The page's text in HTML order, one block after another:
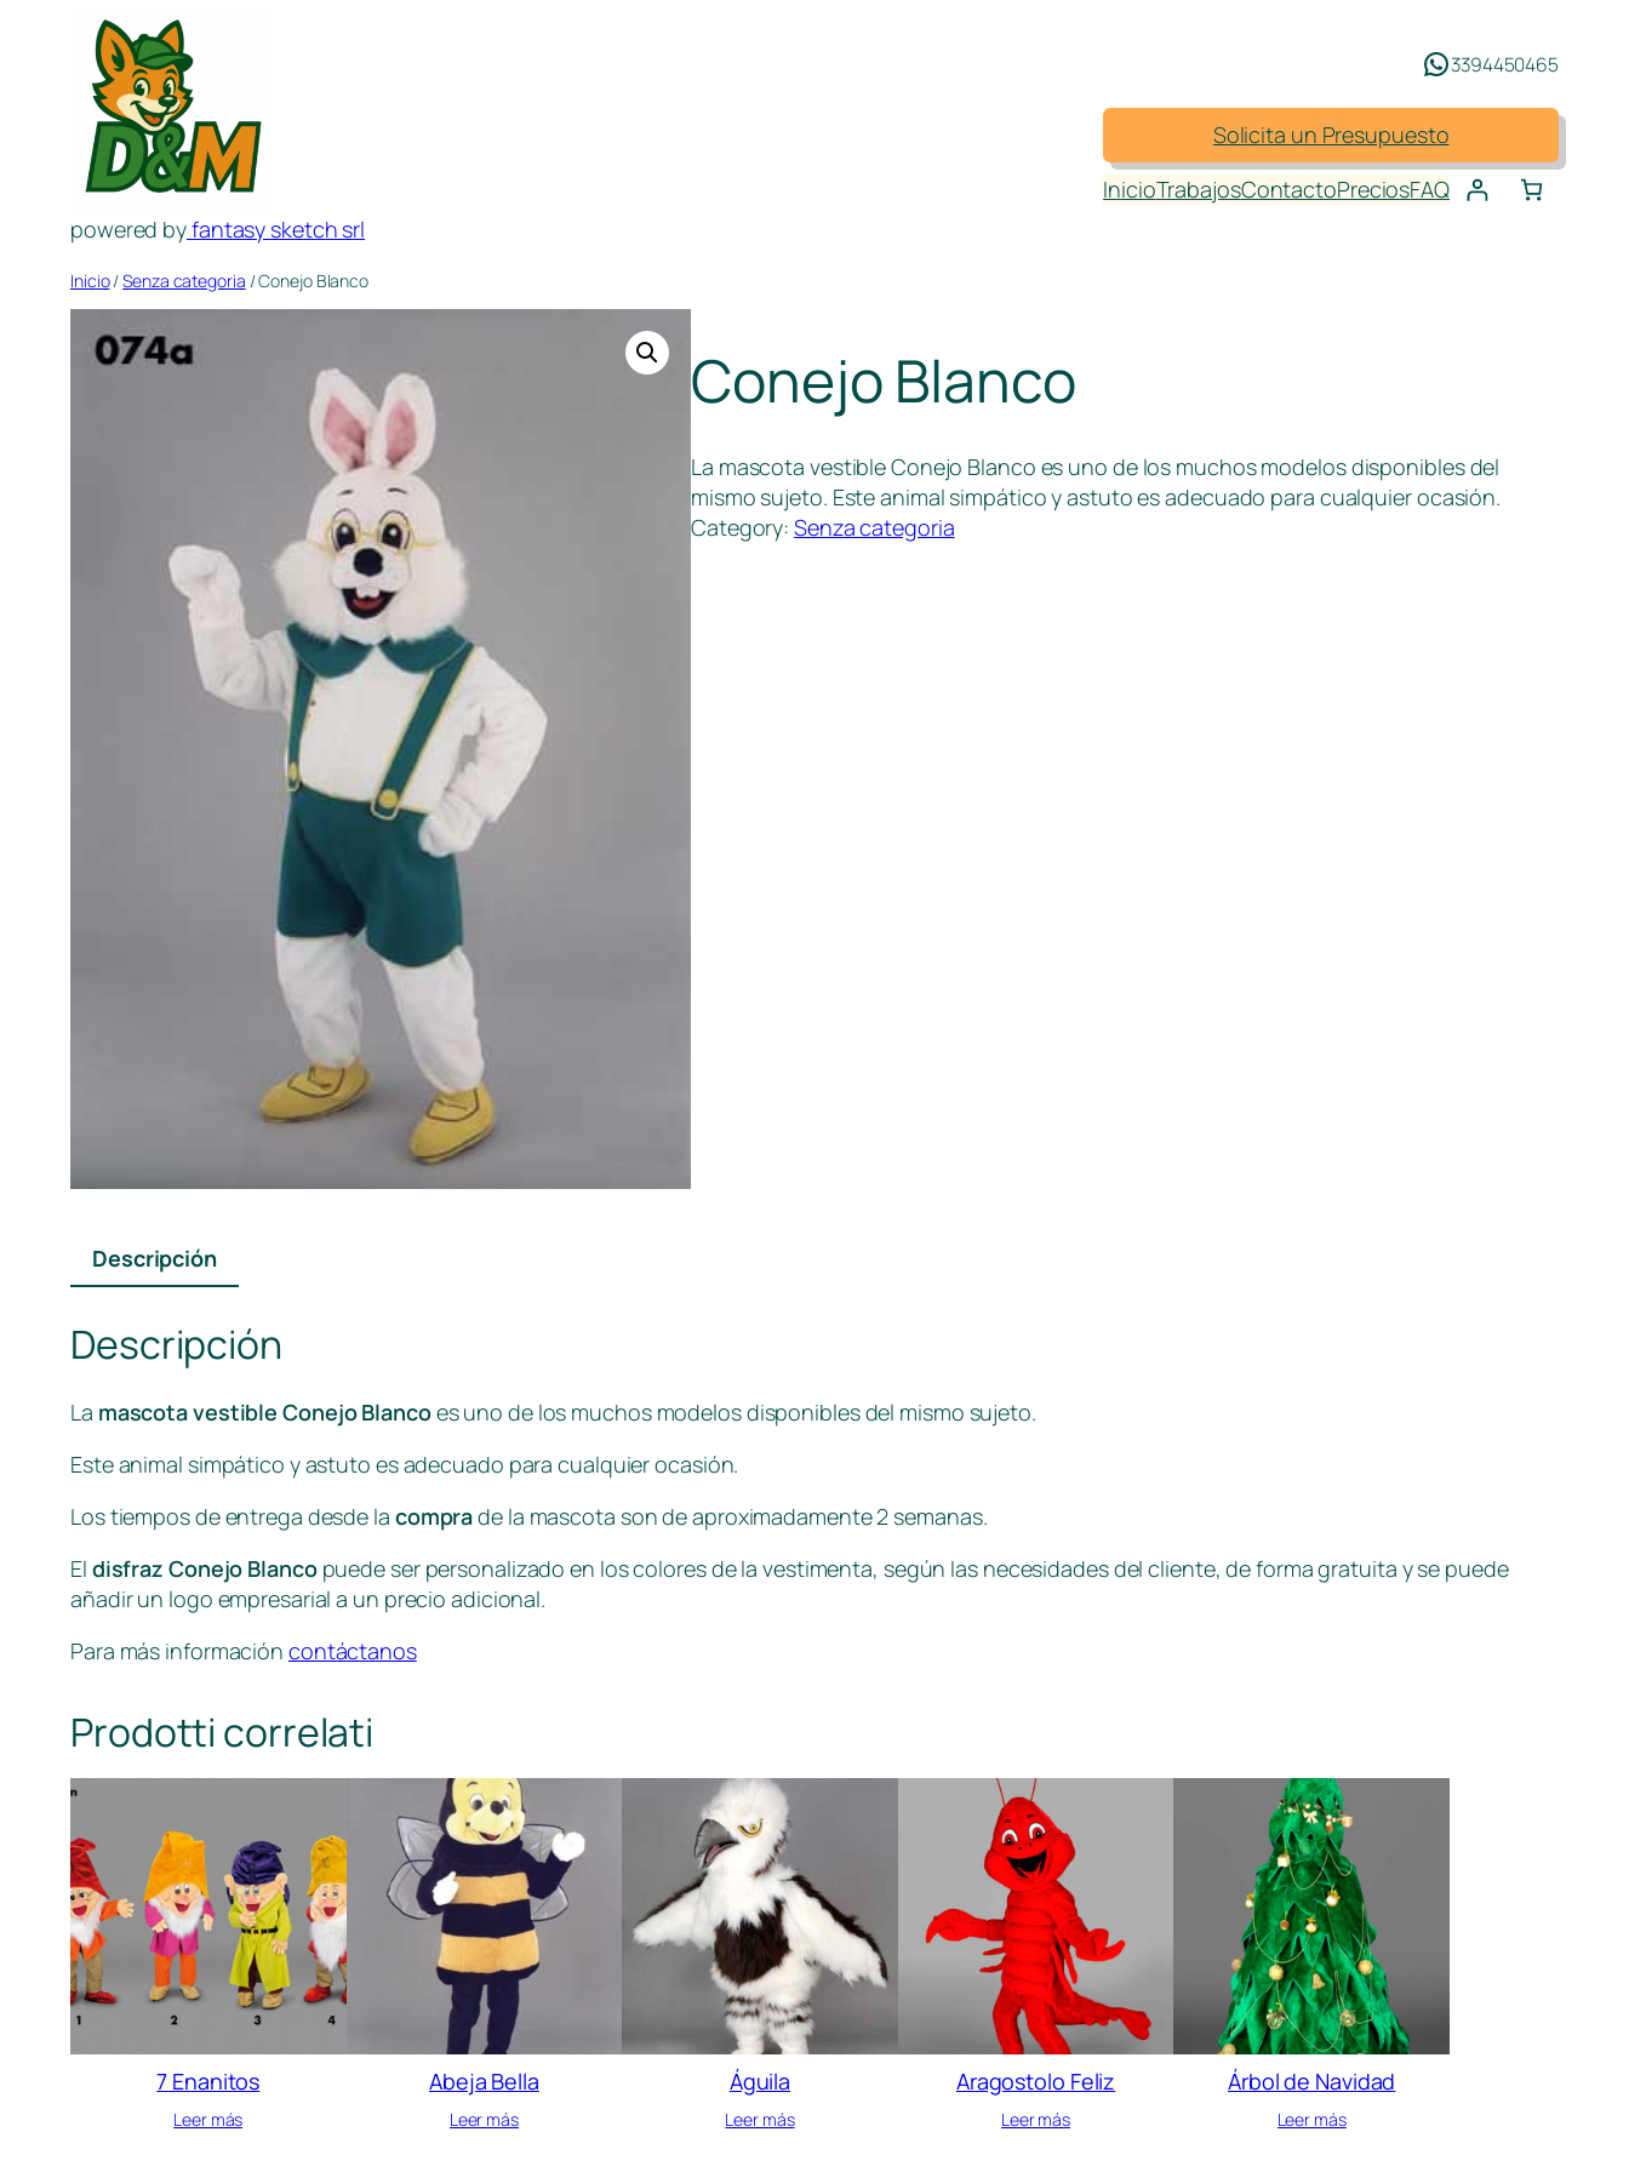
contenido
powered byfantasy sketch srl
3394450465
Solicita un Presupuesto
InicioTrabajosContactoPreciosFAQ
Inicio/Senza categoria / Conejo Blanco
Conejo Blanco
La mascota vestible Conejo Blanco es uno de los muchos modelos disponibles del
mismo sujeto. Este animal simpático y astuto es adecuado para cualquier ocasión.
Category:Senza categoria
Descripción
Descripción
La mascota vestible Conejo Blancoes uno de los muchos modelos disponibles del mismo sujeto.
Este animal simpático y astuto es adecuado para cualquier ocasión.
Los tiempos de entrega desde la comprade la mascota son de aproximadamente 2 semanas.
El disfraz Conejo Blancopuede ser personalizado en los colores de la vestimenta, según las necesidades del cliente, de forma gratuita y se puede
añadir un logo empresarial a un precio adicional.
Para más información contáctanos
Prodotti correlati
7 Enanitos
Leer más
Abeja Bella
Leer más
Águila
Leer más
Aragostolo Feliz
Leer más
Árbol de Navidad
Leer más